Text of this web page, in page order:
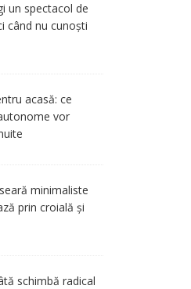
un spectacol de
când nu cunoști
acasă: ce
vor
minimaliste
prin croială și
schimbă radical